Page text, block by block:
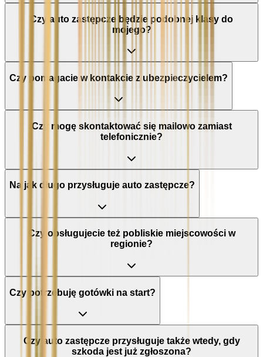
Czy auto zastępcze będzie podobnej klasy do
mojego?
Czy pomagacie w kontakcie z ubezpieczycielem?
Czy mogę skontaktować się mailowo zamiast
telefonicznie?
Na jak długo przysługuje auto zastępcze?
Czy obsługujecie też pobliskie miejscowości w
regionie?
Czy potrzebuję gotówki na start?
Czy auto zastępcze przysługuje także wtedy, gdy
szkoda jest już zgłoszona?